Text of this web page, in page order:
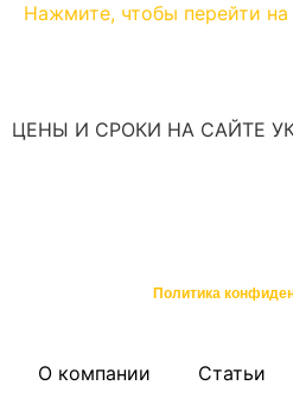
Нажмите, чтобы перейти
ЦЕНЫ И СРОКИ НА САЙТЕ
Политика
О компании Статьи